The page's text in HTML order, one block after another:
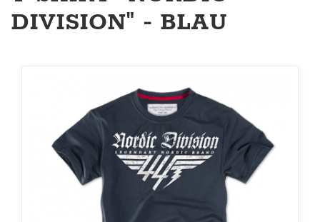
DIVISION" - BLAU